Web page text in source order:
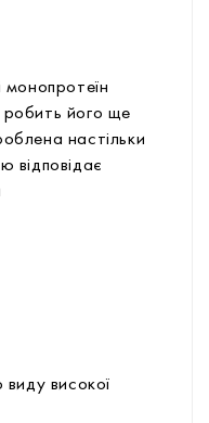
монопротеїн
його ще
настільки
відповідає
виду високої